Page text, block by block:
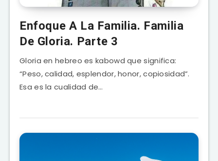
Enfoque A La Familia. Familia
De Gloria. Parte 3
Gloria en hebreo es kabowd que significa:
“Peso, calidad, esplendor, honor, copiosidad”.
Esa es la cualidad de…